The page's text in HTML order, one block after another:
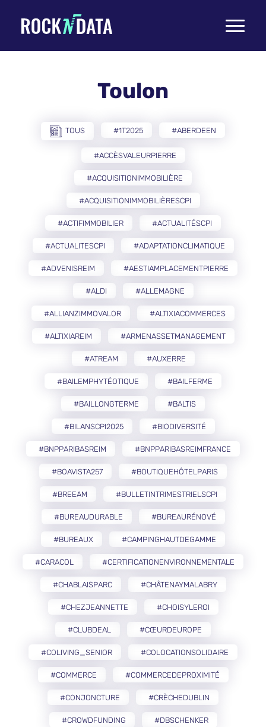
Toggle
Toulon
TOUS #1T2025 #ABERDEEN
#ACCÈSVALEURPIERRE
#ACQUISITIONIMMOBILIÈRE
#ACQUISITIONIMMOBILIÈRESCPI
#ACTIFIMMOBILIER #ACTUALITÉSCPI
#ACTUALITESCPI #ADAPTATIONCLIMATIQUE
#ADVENISREIM #AESTIAMPLACEMENTPIERRE
#ALDI #ALLEMAGNE
#ALLIANZIMMOVALOR #ALTIXIACOMMERCES
#ALTIXIAREIM #ARMENASSETMANAGEMENT
#ATREAM #AUXERRE
#BAILEMPHYTÉOTIQUE #BAILFERME
#BAILLONGTERME #BALTIS
#BILANSCPI2025 #BIODIVERSITÉ
#BNPPARIBASREIM #BNPPARIBASREIMFRANCE
#BOAVISTA257 #BOUTIQUEHÔTELPARIS
#BREEAM #BULLETINTRIMESTRIELSCPI
#BUREAUDURABLE #BUREAURÉNOVÉ
#BUREAUX #CAMPINGHAUTDEGAMME
#CARACOL #CERTIFICATIONENVIRONNEMENTALE
#CHABLAISPARC #CHÂTENAYMALABRY
#CHEZJEANNETTE #CHOISYLEROI
#CLUBDEAL #CŒURDEUROPE
#COLIVING_SENIOR #COLOCATIONSOLIDAIRE
#COMMERCE #COMMERCEDEPROXIMITÉ
#CONJONCTURE #CRÈCHEDUBLIN
#CROWDFUNDING #DBSCHENKER